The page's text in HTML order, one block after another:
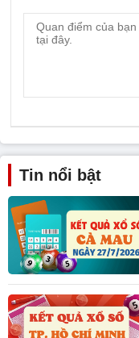
Tin nổi bật